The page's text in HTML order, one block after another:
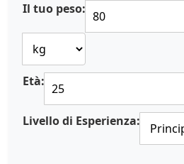
Il tuo peso:
Età:
Livello di Esperienza: